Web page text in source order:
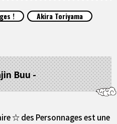
!
Akira Toriyama
Buu -
☆ des Personnages est une